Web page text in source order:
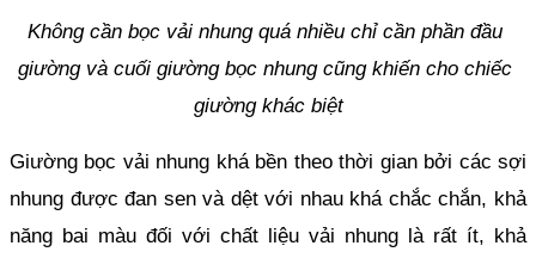
Không cần bọc vải nhung quá nhiều chỉ cần phần đầu
giường và cuối giường bọc nhung cũng khiến cho chiếc
giường khác biệt
Giường bọc vải nhung khá bền theo thời gian bởi các sợi
nhung được đan sen và dệt với nhau khá chắc chắn, khả
năng bai màu đối với chất liệu vải nhung là rất ít, khả